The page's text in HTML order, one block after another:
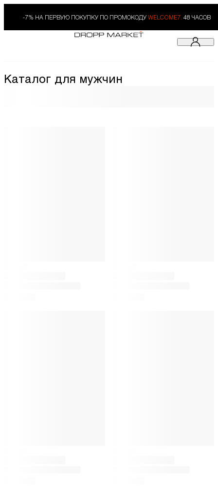
-7% НА ПЕРВУЮ ПОКУПКУ ПО ПРОМОКОДУ WELCOME7. 48 ЧАСОВ
Каталог для мужчин